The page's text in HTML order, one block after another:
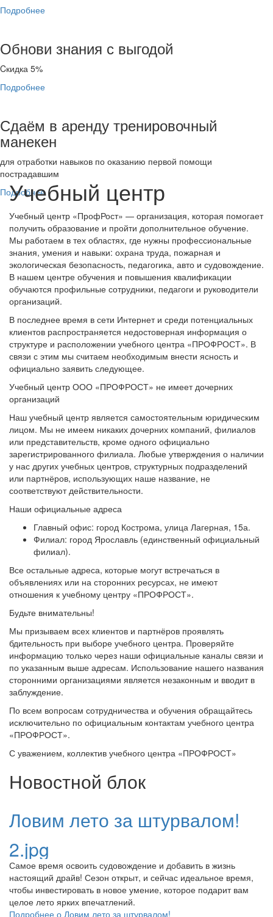
Подробнее
Обнови знания с выгодой
Cкидка 5%
Подробнее
Сдаём в аренду тренировочный
манекен
для отработки навыков по оказанию первой помощи
пострадавшим
Подробнее
Учебный центр
Учебный центр «ПрофРост» — организация, которая помогает
получить образование и пройти дополнительное обучение.
Мы работаем в тех областях, где нужны профессиональные
знания, умения и навыки: охрана труда, пожарная и
экологическая безопасность, педагогика, авто и судовождение.
В нашем центре обучения и повышения квалификации
обучаются профильные сотрудники, педагоги и руководители
организаций.
В последнее время в сети Интернет и среди потенциальных
клиентов распространяется недостоверная информация о
структуре и расположении учебного центра «ПРОФРОСТ». В
связи с этим мы считаем необходимым внести ясность и
официально заявить следующее.
Учебный центр ООО «ПРОФРОСТ» не имеет дочерних
организаций
Наш учебный центр является самостоятельным юридическим
лицом. Мы не имеем никаких дочерних компаний, филиалов
или представительств, кроме одного официально
зарегистрированного филиала. Любые утверждения о наличии
у нас других учебных центров, структурных подразделений
или партнёров, использующих наше название, не
соответствуют действительности.
Наши официальные адреса
Главный офис: город Кострома, улица Лагерная, 15а.
Филиал: город Ярославль (единственный официальный
филиал).
Все остальные адреса, которые могут встречаться в
объявлениях или на сторонних ресурсах, не имеют
отношения к учебному центру «ПРОФРОСТ».
Будьте внимательны!
Мы призываем всех клиентов и партнёров проявлять
бдительность при выборе учебного центра. Проверяйте
информацию только через наши официальные каналы связи и
по указанным выше адресам. Использование нашего названия
сторонними организациями является незаконным и вводит в
заблуждение.
По всем вопросам сотрудничества и обучения обращайтесь
исключительно по официальным контактам учебного центра
«ПРОФРОСТ».
С уважением, коллектив учебного центра «ПРОФРОСТ»
Новостной блок
Ловим лето за штурвалом!
2.jpg
Самое время освоить судовождение и добавить в жизнь
настоящий драйв! Сезон открыт, и сейчас идеальное время,
чтобы инвестировать в новое умение, которое подарит вам
целое лето ярких впечатлений.
Подробнее о Ловим лето за штурвалом!